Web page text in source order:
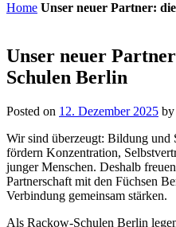
Home Unser neuer Partner:
Unser neuer
Schulen Berlin
Posted on 12. Dezember 2025 by
Wir sind überzeugt: Bildung und
fördern Konzentration,
junger Menschen. Deshalb
Partnerschaft mit den Füchsen
Verbindung gemeinsam stärken.
Als Rackow-Schulen Berlin